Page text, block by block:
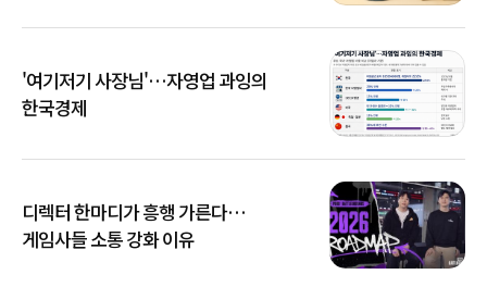
'여기저기 사장님'…자영업 과잉의
한국경제
디렉터 한마디가 흥행 가른다…
게임사들 소통 강화 이유